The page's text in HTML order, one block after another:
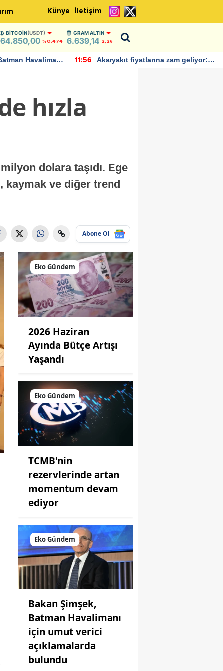
Künye İletişim
BITCOIN(USDT)
64.850,00 %0.474
GRAM ALTIN
6.639,14 2,26
Havalimanı
11:56
Akaryakıt fiyatlarına zam geliyor:
hızla
dolara taşıdı. Ege
kaymak ve diğer trend
Abone Ol
Eko Gündem
2026 Haziran
Ayında Bütçe Artışı
Yaşandı
Eko Gündem
TCMB'nin
rezervlerinde artan
momentum devam
ediyor
Eko Gündem
Bakan Şimşek,
Batman Havalimanı
için umut verici
açıklamalarda
bulundu